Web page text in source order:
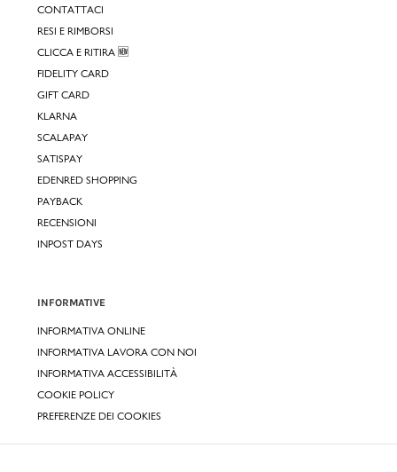
CONTATTACI
RESI E RIMBORSI
CLICCA E RITIRA 🆕
FIDELITY CARD
GIFT CARD
KLARNA
SCALAPAY
SATISPAY
EDENRED SHOPPING
PAYBACK
RECENSIONI
INPOST DAYS
INFORMATIVE
INFORMATIVA ONLINE
INFORMATIVA LAVORA CON NOI
INFORMATIVA ACCESSIBILITÀ
COOKIE POLICY
PREFERENZE DEI COOKIES